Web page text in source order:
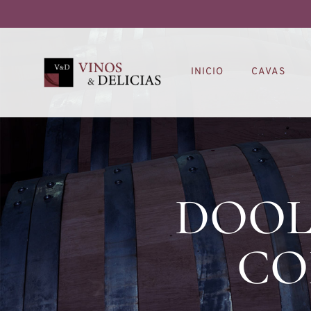
INICIO CAVAS